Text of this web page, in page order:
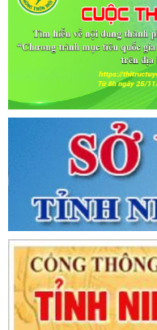
Ngày ban hành: (02/07/2021)